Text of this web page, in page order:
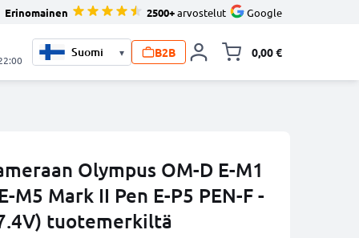
Erinomainen 2500+arvostelut Google
▾ B2B 0,00 €
Olympus OM-D E-M1
M5 Mark II Pen E-P5 PEN-F -
tuotemerkiltä